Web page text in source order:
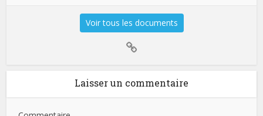
Voir tous les documents
Laisser un commentaire